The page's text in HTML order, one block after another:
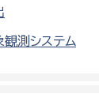
観測システム